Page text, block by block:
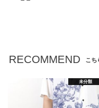
RECOMMEND こち
未分類